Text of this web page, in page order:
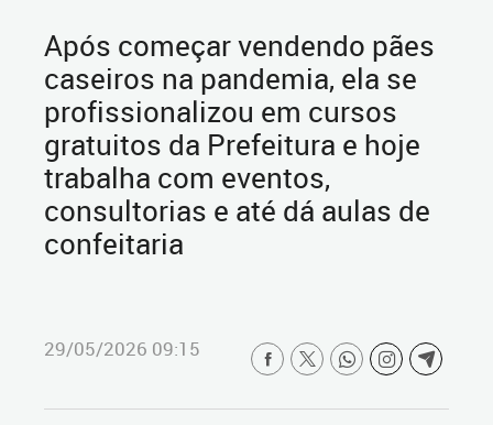
Após começar vendendo pães
caseiros na pandemia, ela se
profissionalizou em cursos
gratuitos da Prefeitura e hoje
trabalha com eventos,
consultorias e até dá aulas de
confeitaria
29/05/2026 09:15